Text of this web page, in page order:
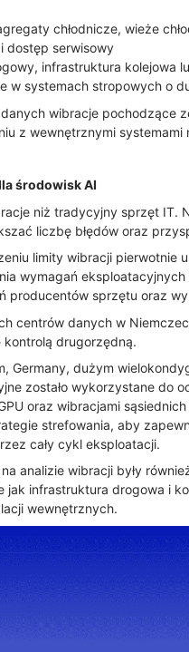
chłodnicze, wieże
dostęp serwisowy
infrastruktura kolejowa
w systemach stropowych o
wibracje pochodzące
z wewnętrznymi systemami
środowisk AI
niż tradycyjny sprzęt IT.
liczbę błędów oraz
limity wibracji pierwotnie
wymagań
producentów sprzętu oraz
centrów danych w
drugorzędną.
Germany, dużym
zostało wykorzystane do
oraz wibracjami
strefowania, aby
cały cykl eksploatacji.
analizie wibracji były
jak infrastruktura drogowa i
wewnętrznych.